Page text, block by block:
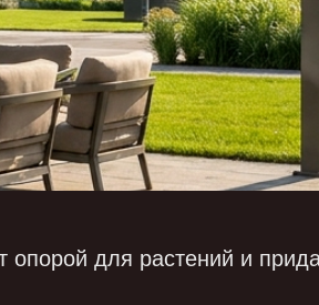
для растений и